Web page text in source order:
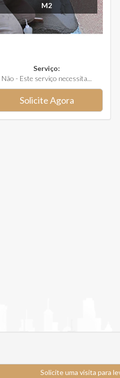
M2
Serviço:
Não - Este serviço necessita...
Solicite Agora
Solicite uma visita para